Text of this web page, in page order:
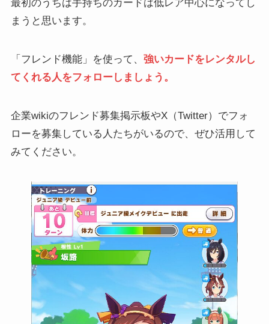
最初のうちは手持ちのカードは低レア中心になってし
まうと思います。
「フレンド機能」を使って、 強いカードをレンタルし
てくれる人をフォローしましょう。
企業wikiのフレンド募集掲示板やX（Twitter）でフォ
ローを募集している人たちがいるので、ぜひ活用して
みてください。